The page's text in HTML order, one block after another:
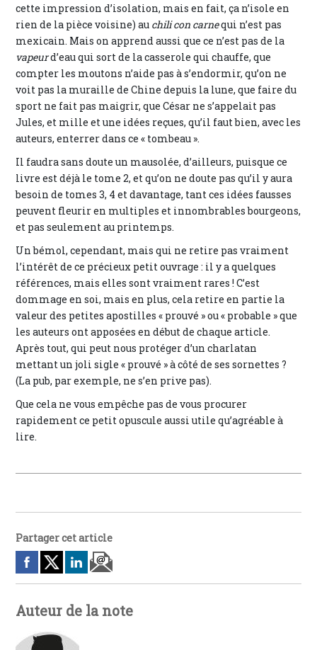
cette impression d’isolation, mais en fait, ça n’isole en
rien de la pièce voisine) au chili con carnequi n’est pas
mexicain. Mais on apprend aussi que ce n’est pas de la
vapeurd’eau qui sort de la casserole qui chauffe, que
compter les moutons n’aide pas à s’endormir, qu’on ne
voit pas la muraille de Chine depuis la lune, que faire du
sport ne fait pas maigrir, que César ne s’appelait pas
Jules, et mille et une idées reçues, qu’il faut bien, avec les
auteurs, enterrer dans ce « tombeau ».
Il faudra sans doute un mausolée, d’ailleurs, puisque ce
livre est déjà le tome 2, et qu’on ne doute pas qu’il y aura
besoin de tomes 3, 4 et davantage, tant ces idées fausses
peuvent fleurir en multiples et innombrables bourgeons,
et pas seulement au printemps.
Un bémol, cependant, mais qui ne retire pas vraiment
l’intérêt de ce précieux petit ouvrage : il y a quelques
références, mais elles sont vraiment rares ! C’est
dommage en soi, mais en plus, cela retire en partie la
valeur des petites apostilles « prouvé » ou « probable » que
les auteurs ont apposées en début de chaque article.
Après tout, qui peut nous protéger d’un charlatan
mettant un joli sigle « prouvé » à côté de ses sornettes ?
(La pub, par exemple, ne s’en prive pas).
Que cela ne vous empêche pas de vous procurer
rapidement ce petit opuscule aussi utile qu’agréable à
lire.
Partager cet article
Auteur de la note